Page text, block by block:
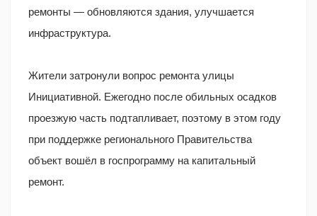
ремонты — обновляются здания, улучшается
инфраструктура.
Жители затронули вопрос ремонта улицы
Инициативной. Ежегодно после обильных осадков
проезжую часть подтапливает, поэтому в этом году
при поддержке регионального Правительства
объект вошёл в госпрограмму на капитальный
ремонт.